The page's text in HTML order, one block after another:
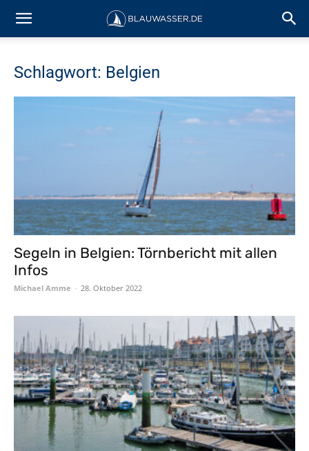
Schlagwort: Belgien
Segeln in Belgien: Törnbericht mit allen
Infos
Michael Amme - 28. Oktober 2022